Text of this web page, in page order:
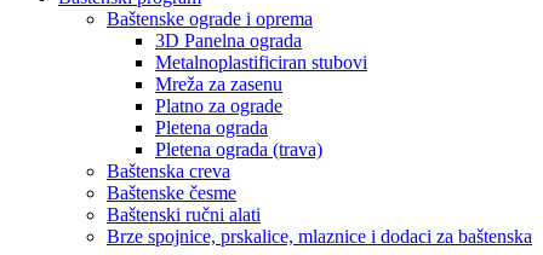
Baštenske ograde i oprema
3D Panelna ograda
Metalnoplastificiran stubovi
Mreža za zasenu
Platno za ograde
Pletena ograda
Pletena ograda (trava)
Baštenska creva
Baštenske česme
Baštenski ručni alati
Brze spojnice, prskalice, mlaznice i dodaci za baštenska